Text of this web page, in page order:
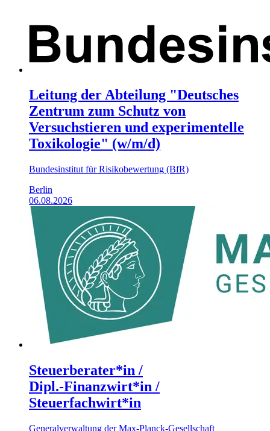
Leitung der Abteilung "Deutsches
Zentrum zum Schutz von
Versuchstieren und experimentelle
Toxikologie" (w/m/d)
Bundesinstitut für Risikobewertung (BfR)
Berlin
06.08.2026
Steuerberater*in /
Dipl.‑Finanzwirt*in /
Steuerfachwirt*in
Generalverwaltung der Max-Planck-Gesellschaft